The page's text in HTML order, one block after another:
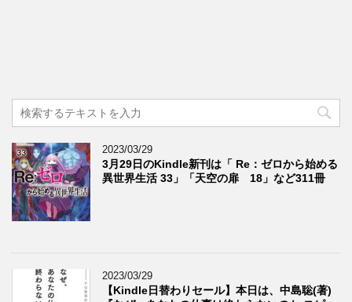
2023/03/29
3月29日のKindle新刊は「 Re：ゼロから始める
異世界生活 33」「天空の扉 18」など311冊
2023/03/29
【Kindle日替わりセール】本日は、中島聡(著)